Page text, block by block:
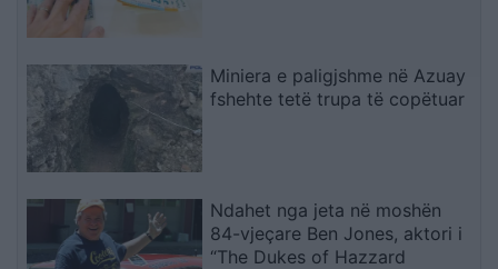
Miniera e paligjshme në Azuay
fshehte tetë trupa të copëtuar
Ndahet nga jeta në moshën
84-vjeçare Ben Jones, aktori i
“The Dukes of Hazzard